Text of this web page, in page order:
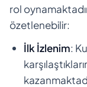
rol
özetlenebilir:
İlk İzlenim: